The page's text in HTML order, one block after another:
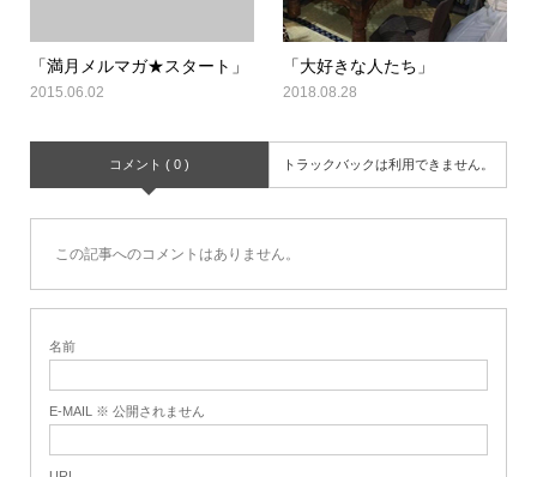
「満月メルマガ★スタート」
2015.06.02
「大好きな人たち」
2018.08.28
コメント ( 0 ) トラックバックは利用できません。
この記事へのコメントはありません。
名前
E-MAIL ※ 公開されません